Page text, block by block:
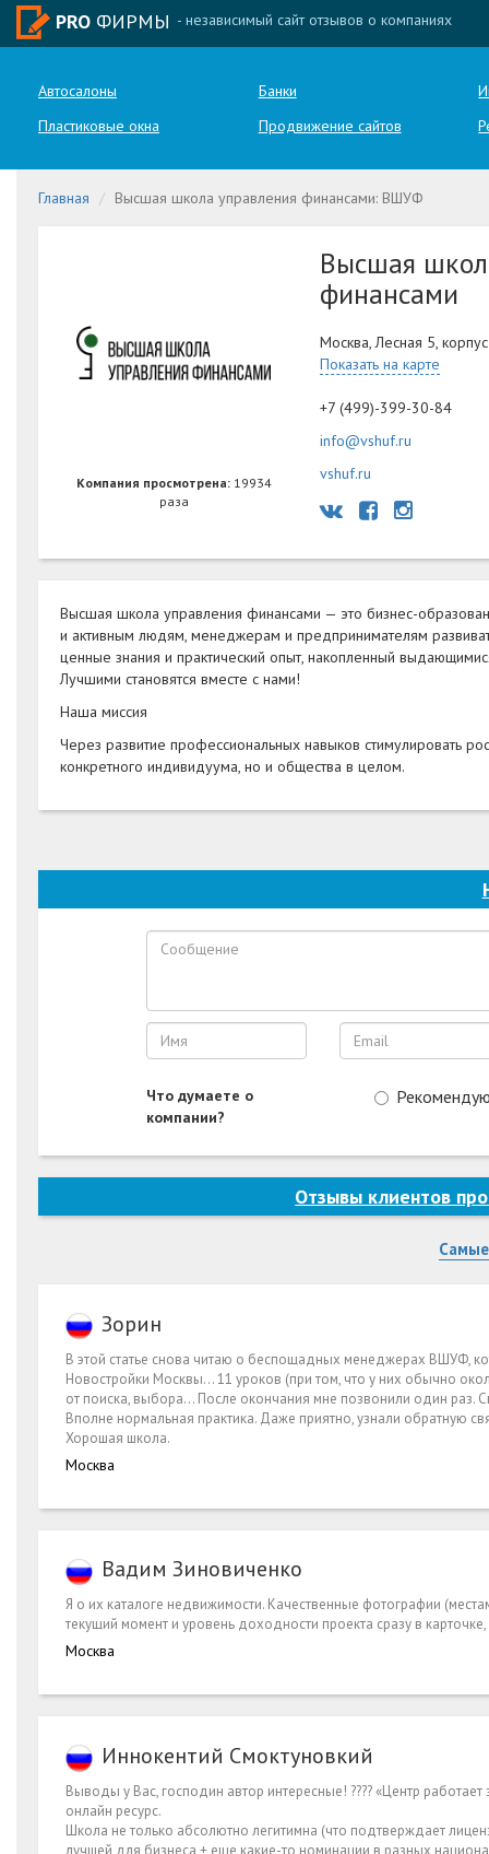
PRO ФИРМЫ - независимый сайт отзывов о компаниях
Автосалоны Банки
Пластиковые окна
Продвижение сайтов
Главная Высшая школа управления финансами: ВШУФ
Компания просмотрена: 19934
раза
Высшая
финансами
Москва, Лесная 5,
Показать на карте
+7 (499)-399-30-84
info@vshuf.ru
vshuf.ru
Высшая школа управления финансами — это бизнес-
и активным людям, менеджерам и предпринимателям
ценные знания и практический опыт, накопленный
Лучшими становятся вместе с нами!
Наша миссия
Через развитие профессиональных навыков стимулировать
конкретного индивидуума, но и общества в целом.
Что думаете о
компании?
Отзывы клиентов
Зорин
В этой статье снова читаю о беспощадных менеджерах ВШУФ,
Новостройки Москвы… 11 уроков (при том, что у них обычно
от поиска, выбора… После окончания мне позвонили один раз.
Вполне нормальная практика. Даже приятно, узнали обратную
Хорошая школа.
Москва
Вадим Зиновиченко
Я о их каталоге недвижимости. Качественные фотографии
текущий момент и уровень доходности проекта сразу в
Москва
Иннокентий Смоктуновкий
Выводы у Вас, господин автор интересные! ???? «Центр
онлайн ресурс.
Школа не только абсолютно легитимна (что подтверждает